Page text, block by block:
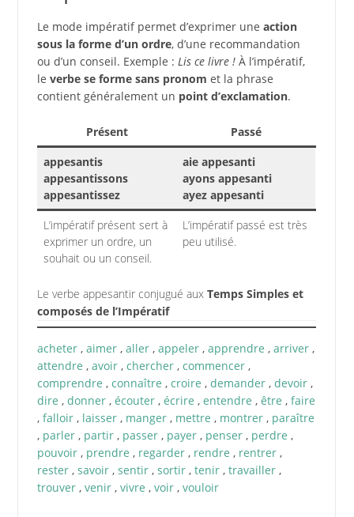
Le mode impératif permet d’exprimer une action
sous la forme d’un ordre, d’une recommandation
ou d’un conseil. Exemple : Lis ce livre !À l’impératif,
le verbe se forme sans pronom et la phrase
contient généralement un point d’exclamation.
Présent
Passé
appesantis
appesantissons
appesantissez
aie appesanti
ayons appesanti
ayez appesanti
L’impératif présent sert à
exprimer un ordre, un
souhait ou un conseil.
L’impératif passé est très
peu utilisé.
Le verbe appesantir conjugué aux Temps Simples et
composés de l’Impératif
acheter, aimer, aller, appeler, apprendre , arriver,
attendre , avoir, chercher, commencer,
comprendre , connaître , croire , demander, devoir,
dire , donner, écouter, écrire , entendre , être , faire
, falloir, laisser, manger, mettre , montrer, paraître
, parler, partir, passer, payer, penser, perdre ,
pouvoir, prendre , regarder, rendre , rentrer,
rester, savoir, sentir, sortir, tenir, travailler,
trouver, venir, vivre , voir, vouloir